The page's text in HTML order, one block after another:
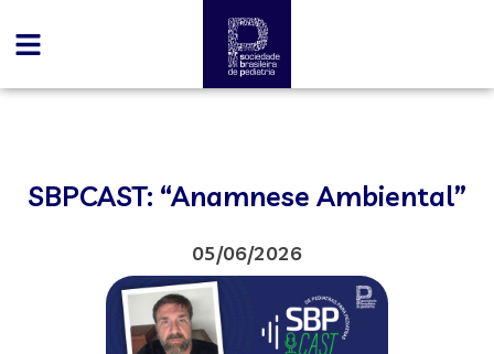
SBPCAST: “Anamnese Ambiental”
05/06/2026